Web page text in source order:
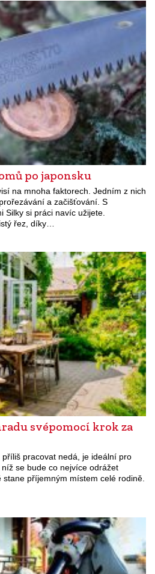
po japonsku
na mnoha faktorech. Jedním z nich
a začišťování. S
Silky si práci navíc užijete.
řez, díky…
svépomocí krok za
pracovat nedá, je ideální pro
se bude co nejvíce odrážet
příjemným místem celé rodině.